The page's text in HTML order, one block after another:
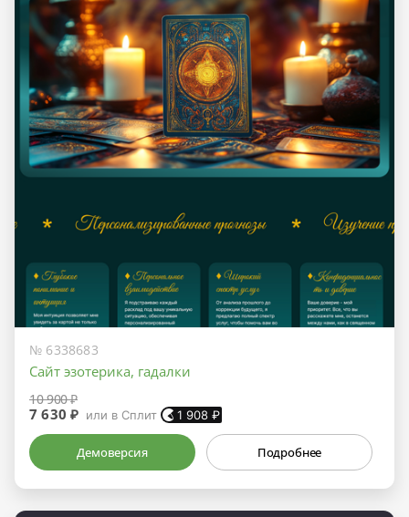
№ 6338683
Сайт эзотерика, гадалки
10 900 ₽
7 630 ₽ или в Сплит 1 908 ₽
Демоверсия Подробнее